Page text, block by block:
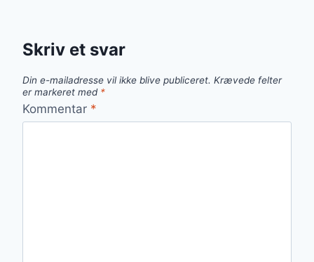
Skriv et svar
Din e-mailadresse vil ikke blive publiceret. Krævede felter
er markeret med *
Kommentar *